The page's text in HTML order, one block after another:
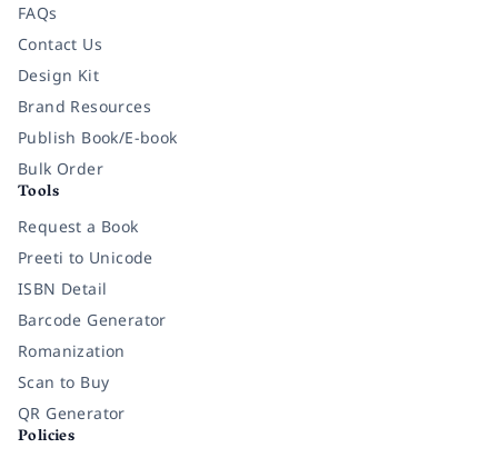
FAQs
Contact Us
Design Kit
Brand Resources
Publish Book/E-book
Bulk Order
Tools
Request a Book
Preeti to Unicode
ISBN Detail
Barcode Generator
Romanization
Scan to Buy
QR Generator
Policies